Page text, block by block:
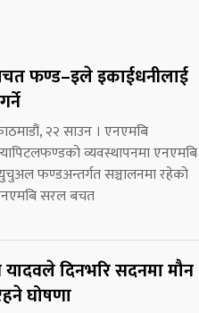
फण्ड–इले इकाईधनीलाई
२२ साउन । एनएमबि
व्यवस्थापनमा एनएमबि
फण्डअन्तर्गत सञ्चालनमा रहेको
सरल बचत
यादवले दिनभरि सदनमा मौन
घोषणा